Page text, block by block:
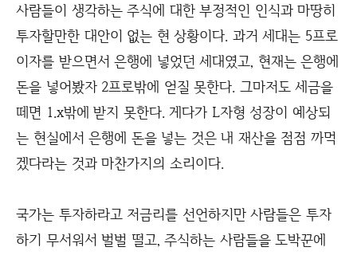
사람들이 생각하는 주식에 대한 부정적인 인식과 마땅히
투자할만한 대안이 없는 현 상황이다. 과거 세대는 5프로
이자를 받으면서 은행에 넣었던 세대였고, 현재는 은행에
돈을 넣어봤자 2프로밖에 얻질 못한다. 그마저도 세금을
떼면 1.x밖에 받지 못한다. 게다가 L자형 성장이 예상되
는 현실에서 은행에 돈을 넣는 것은 내 재산을 점점 까먹
겠다라는 것과 마찬가지의 소리이다.
국가는 투자하라고 저금리를 선언하지만 사람들은 투자
하기 무서워서 벌벌 떨고, 주식하는 사람들을 도박꾼에